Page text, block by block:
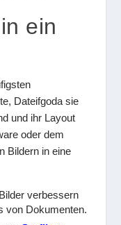
ein
Dateifgoda sie
und ihr Layout
oder dem
Bildern in eine
verbessern
von Dokumenten.